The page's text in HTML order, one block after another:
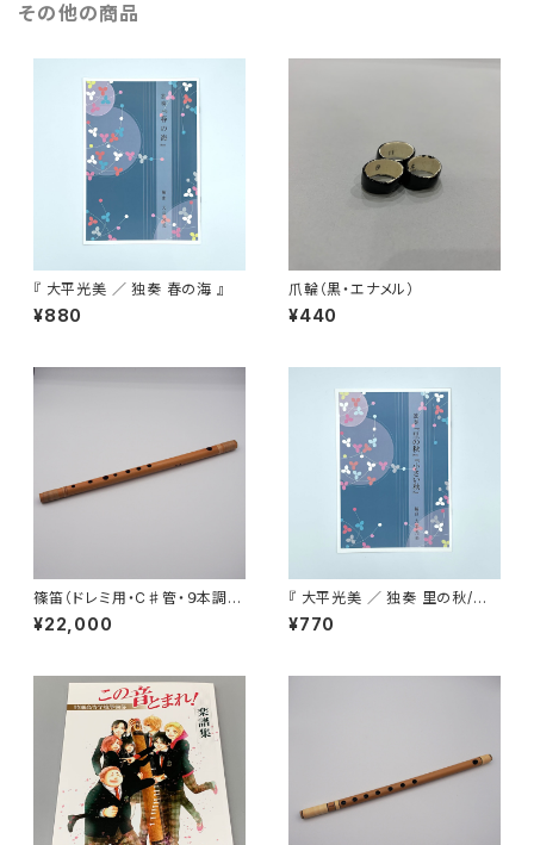
その他の商品
『 大平光美 ／ 独奏 春の海 』
¥880
爪輪（黒・エナメル）
¥440
篠笛（ドレミ用・C♯管・９本調
子）
¥22,000
『 大平光美 ／ 独奏 里の秋/小
さい秋 』
¥770